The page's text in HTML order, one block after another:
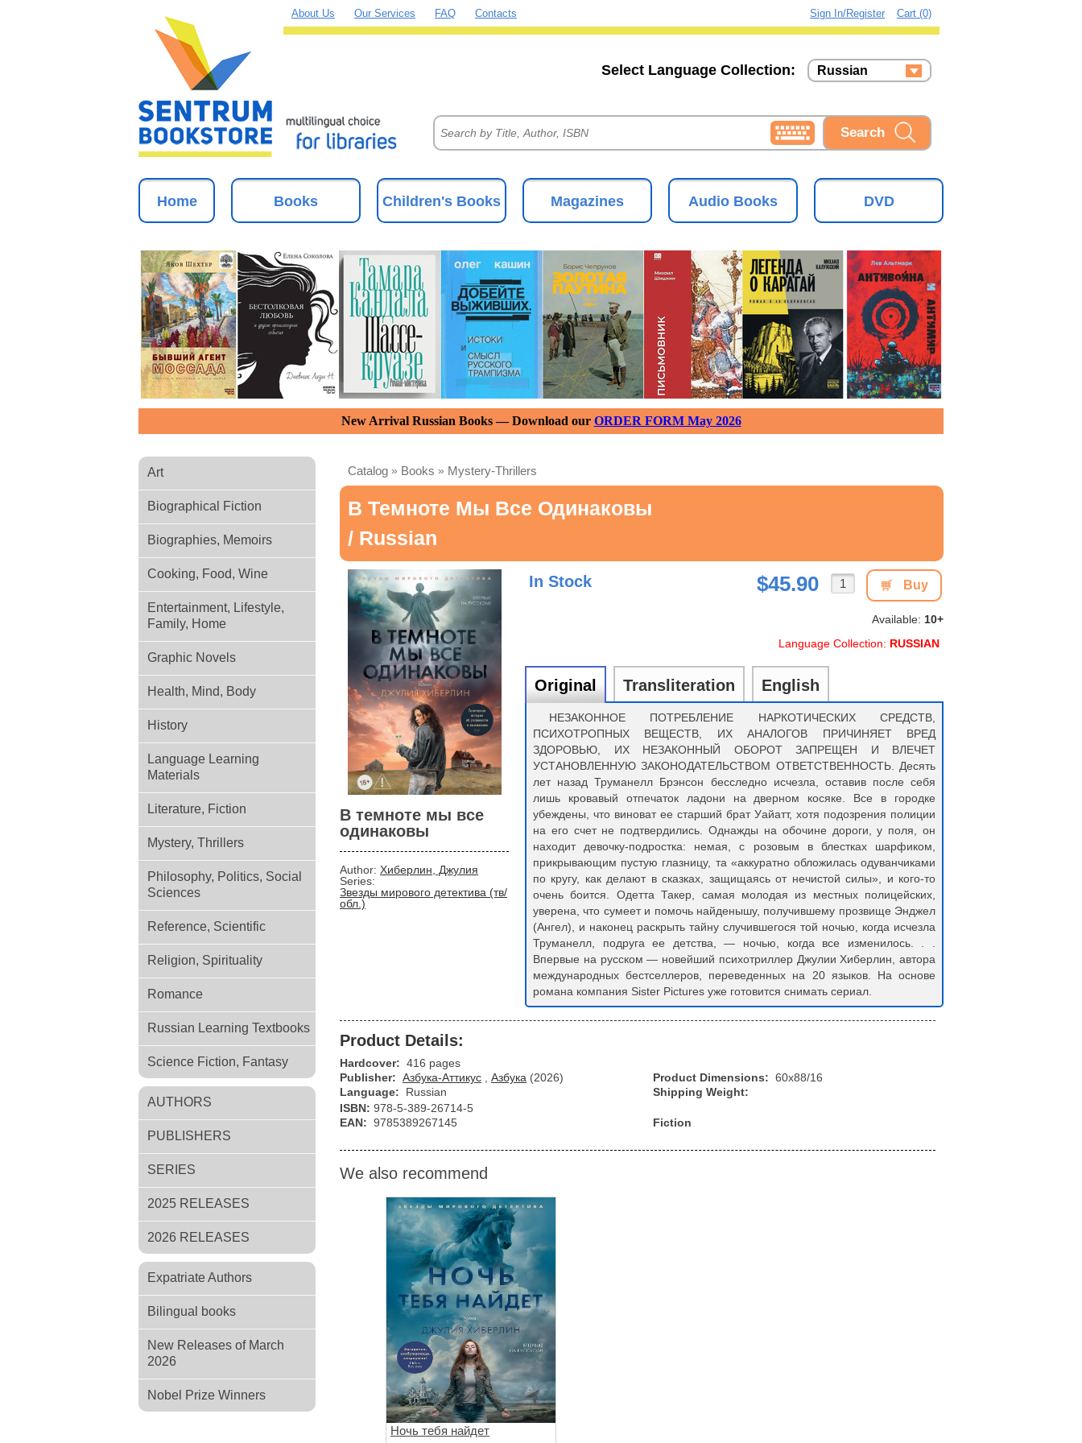
About Us Our Services FAQ Contacts Cart (0)
Sign In/Register
Russian
Ukrainian
Select Language Collection:
Home Books Children's Books Magazines Audio Books DVD
New Arrival Russian Books — Download our ORDER FORM May 2026
Art
Biographical Fiction
Biographies, Memoirs
Cooking, Food, Wine
Entertainment, Lifestyle,
Family, Home
Graphic Novels
Health, Mind, Body
History
Language Learning
Materials
Literature, Fiction
Mystery, Thrillers
Philosophy, Politics, Social
Sciences
Reference, Scientific
Religion, Spirituality
Romance
Russian Learning Textbooks
Science Fiction, Fantasy
AUTHORS
PUBLISHERS
SERIES
2025 RELEASES
2026 RELEASES
Expatriate Authors
Bilingual books
New Releases of March
2026
Nobel Prize Winners
Catalog » Books » Mystery-Thrillers
В Темноте Мы Все Одинаковы
/ Russian
В темноте мы все
одинаковы
Author: Хиберлин, Джулия
Series:
Звезды мирового детектива (тв/
обл.)
In Stock Buy
$45.90
Available: 10+
Language Collection: RUSSIAN
Original Transliteration English
НЕЗАКОННОЕ ПОТРЕБЛЕНИЕ НАРКОТИЧЕСКИХ СРЕДСТВ,
ПСИХОТРОПНЫХ ВЕЩЕСТВ, ИХ АНАЛОГОВ ПРИЧИНЯЕТ ВРЕД
ЗДОРОВЬЮ, ИХ НЕЗАКОННЫЙ ОБОРОТ ЗАПРЕЩЕН И ВЛЕЧЕТ
УСТАНОВЛЕННУЮ ЗАКОНОДАТЕЛЬСТВОМ ОТВЕТСТВЕННОСТЬ. Десять
лет назад Труманелл Брэнсон бесследно исчезла, оставив после себя
лишь кровавый отпечаток ладони на дверном косяке. Все в городке
убеждены, что виноват ее старший брат Уайатт, хотя подозрения полиции
на его счет не подтвердились. Однажды на обочине дороги, у поля, он
находит девочку-подростка: немая, с розовым в блестках шарфиком,
прикрывающим пустую глазницу, та «аккуратно обложилась одуванчиками
по кругу, как делают в сказках, защищаясь от нечистой силы», и кого-то
очень боится. Одетта Такер, самая молодая из местных полицейских,
уверена, что сумеет и помочь найденышу, получившему прозвище Энджел
(Ангел), и наконец раскрыть тайну случившегося той ночью, когда исчезла
Труманелл, подруга ее детства, — ночью, когда все изменилось. . .
Впервые на русском — новейший психотриллер Джулии Хиберлин, автора
международных бестселлеров, переведенных на 20 языков. На основе
романа компания Sister Pictures уже готовится снимать сериал.
Product Details:
Hardcover: 416 pages
Publisher: Азбука-Аттикус Азбука (2026)
Language:
Russian
Product Dimensions: 60x88/16
Shipping Weight:
ISBN: 978-5-389-26714-5
EAN: 9785389267145 Fiction
We also recommend
Ночь тебя найдет